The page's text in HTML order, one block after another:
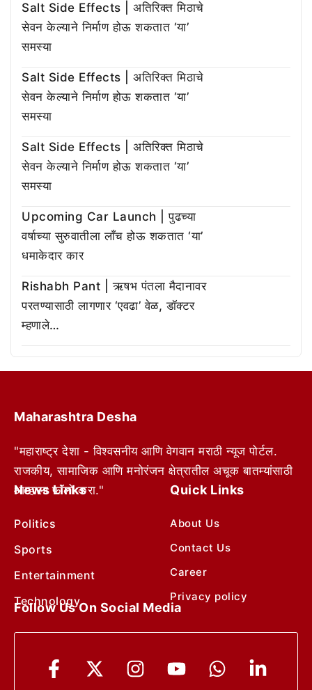
Salt Side Effects | अतिरिक्त मिठाचे
सेवन केल्याने निर्माण होऊ शकतात ‘या’
समस्या
Salt Side Effects | अतिरिक्त मिठाचे
सेवन केल्याने निर्माण होऊ शकतात ‘या’
समस्या
Salt Side Effects | अतिरिक्त मिठाचे
सेवन केल्याने निर्माण होऊ शकतात ‘या’
समस्या
Upcoming Car Launch | पुढच्या
वर्षाच्या सुरुवातीला लाँच होऊ शकतात ‘या’
धमाकेदार कार
Rishabh Pant | ऋषभ पंतला मैदानावर
परतण्यासाठी लागणार ‘एवढा’ वेळ, डॉक्टर
म्हणाले…
Maharashtra Desha
"महाराष्ट्र देशा - विश्वसनीय आणि वेगवान मराठी न्यूज पोर्टल.
राजकीय, सामाजिक आणि मनोरंजन क्षेत्रातील अचूक बातम्यांसाठी
आम्हाला फॉलो करा."
News Links
Politics
Sports
Entertainment
Technology
Quick Links
About Us
Contact Us
Career
Privacy policy
Follow Us On Social Media